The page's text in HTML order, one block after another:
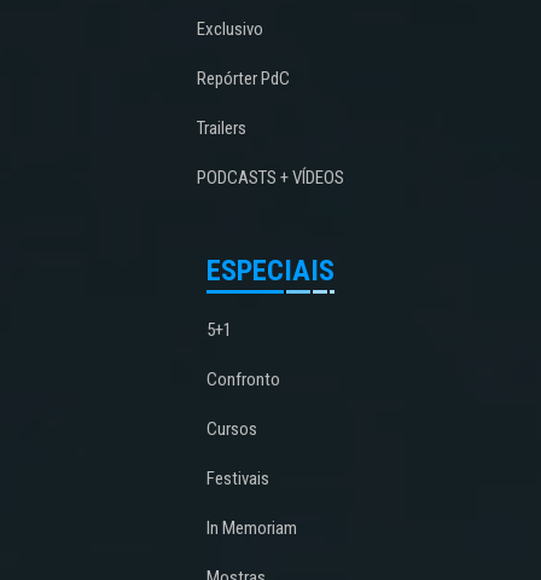
Exclusivo
Repórter PdC
Trailers
PODCASTS + VÍDEOS
ESPECIAIS
5+1
Confronto
Cursos
Festivais
In Memoriam